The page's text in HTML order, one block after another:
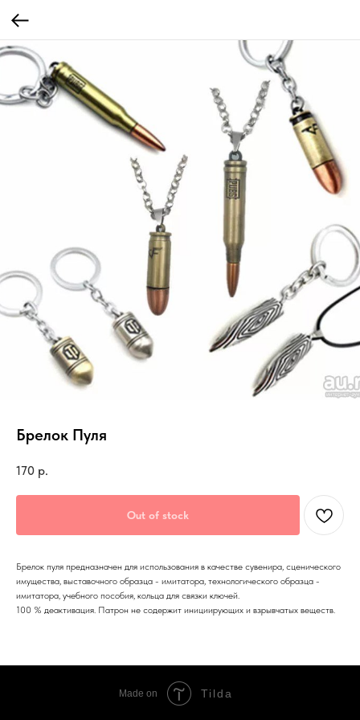
Брелок Пуля
170 р.
Out of stock
Брелок пуля предназначен для использования в качестве сувенира, сценического
имущества, выставочного образца - имитатора, технологического образца -
имитатора, учебного пособия, кольца для связки ключей.
100 % деактивация. Патрон не содержит инициирующих и взрывчатых веществ.
Made on Tilda